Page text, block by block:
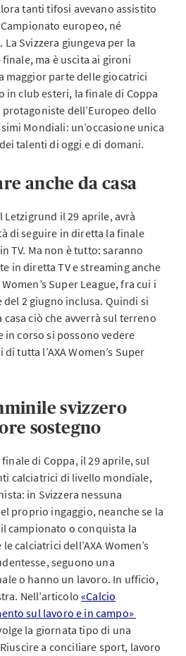
tanti tifosi avevano assistito
europeo, né
Svizzera giungeva per la
ma è uscita ai gironi
maggior parte delle giocatrici
club esteri, la finale di Coppa
dell’Europeo dello
Mondiali: un’occasione unica
talenti di oggi e di domani.
anche da casa
Letzigrund il 29 aprile, avrà
di seguire in diretta la finale
TV. Ma non è tutto: saranno
in diretta TV e streaming anche
Super League, fra cui i
2 giugno inclusa. Quindi si
ciò che avverrà sul terreno
in corso si possono vedere
tutta l’AXA Women’s Super
svizzero
sostegno
di Coppa, il 29 aprile, sul
calciatrici di livello mondiale,
in Svizzera nessuna
proprio ingaggio, neanche se la
campionato o conquista la
calciatrici dell’AXA Women’s
seguono una
o hanno un lavoro. In ufficio,
Nell’articolo«Calcio
sul lavoro e in campo»
la giornata tipo di una
a conciliare sport, lavoro